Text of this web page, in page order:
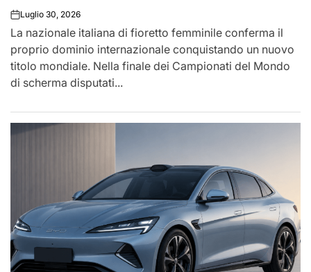
onLuglio 30, 2026
La nazionale italiana di fioretto femminile conferma il
proprio dominio internazionale conquistando un nuovo
titolo mondiale. Nella finale dei Campionati del Mondo
di scherma disputati...